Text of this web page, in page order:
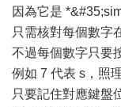
因為它是
只需核對每個數字
不過每個數字只要
例如 7 代表 s，照
只要記住對應鍵盤